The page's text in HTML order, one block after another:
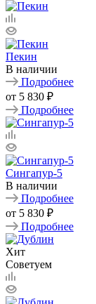
Пекин
В наличии
Подробнее
от 5 830 ₽
Подробнее
Сингапур-5
В наличии
Подробнее
от 5 830 ₽
Подробнее
Хит
Советуем